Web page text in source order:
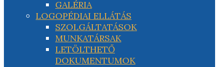
GALÉRIA
LOGOPÉDIAI ELLÁTÁS
SZOLGÁLTATÁSOK
MUNKATÁRSAK
LETÖLTHETŐ
DOKUMENTUMOK